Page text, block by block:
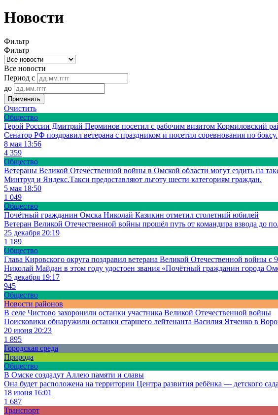
Новости
Фильтр
Фильтр
Все новости
Период с
до
Применить
Очистить
Общество
Герой России Дмитрий Перминов посетил с рабочим визитом Кормиловский
Сенатор РФ поздравил ветерана с праздником и посетил соревнования по боксу.
8 мая 13:56
4 359
Общество
Ветераны Великой Отечественной войны в Омской области могут ездить на
Минтруд и Яндекс.Такси предоставляют льготу шести категориям граждан.
5 мая 18:50
1 049
Общество
Почётный гражданин Омска Николай Казикин отметил столетний юбилей
Ветеран Великой Отечественной войны прошёл путь от командира взвода до
25 декабря 20:19
1 189
Общество
Глава Кировского округа поздравил ветерана Великой Отечественной войны с
Николай Майдан в этом году удостоен звания «Почётный гражданин города
25 декабря 19:17
945
Общество
Новости районов
В селе Чистово захоронили останки участника Великой Отечественной войны
Поисковики обнаружили останки старшего лейтенанта Василия Ятченко в
20 июня 20:23
1 895
Городская среда
Природа
Общество
В Омске создадут Аллею памяти и славы
Она будет расположена на территории Центра развития ребёнка — детского
18 июня 16:01
1 687
Транспорт